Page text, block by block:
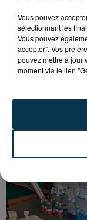
15 000
MONTBRISON
FÉMININ
Vous pouvez
sélectionnant les
Vous pouvez
accepter". Vos
pouvez mettre à jour
moment via le lien